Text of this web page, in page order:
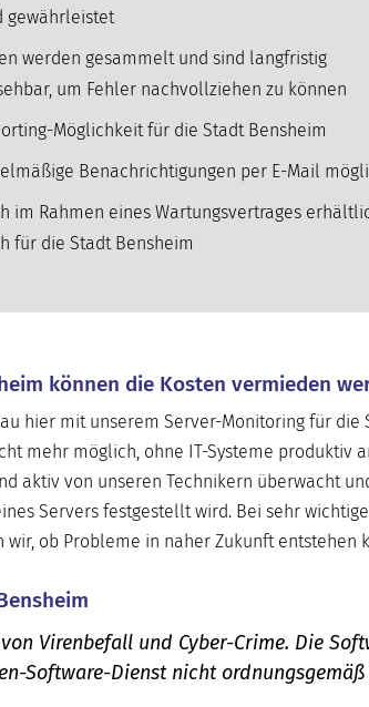
gewährleistet
werden gesammelt und sind langfristig
um Fehler nachvollziehen zu können
Möglichkeit für die Stadt Bensheim
Benachrichtigungen per E-Mail
im Rahmen eines Wartungsvertrages
für die Stadt Bensheim
können die Kosten vermieden
hier mit unserem Server-Monitoring für die
mehr möglich, ohne IT-Systeme produktiv
aktiv von unseren Technikern überwacht
Servers festgestellt wird. Bei sehr
wir, ob Probleme in naher Zukunft entstehen
Virenbefall und Cyber-Crime. Die
Software-Dienst nicht ordnungsgemäß